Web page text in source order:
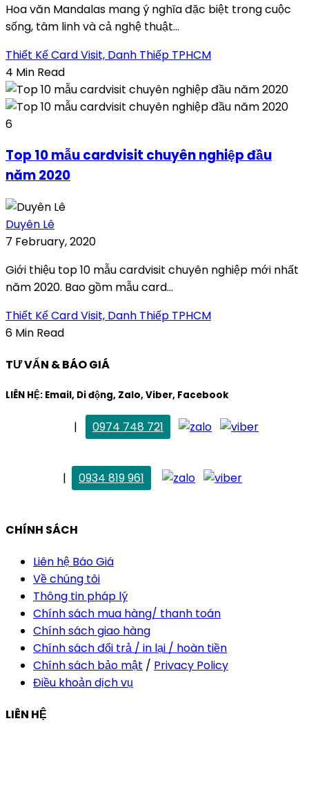
Hoa văn Mandalas mang ý nghĩa đặc biệt trong cuộc
sống, tâm linh và cả nghệ thuật...
Thiết Kế Card Visit, Danh Thiếp TPHCM
4 Min Read
6
Top 10 mẫu cardvisit chuyên nghiệp đầu
năm 2020
Duyên Lê
7 February, 2020
Giới thiệu top 10 mẫu cardvisit chuyên nghiệp mới nhất
năm 2020. Bao gồm mẫu card...
Thiết Kế Card Visit, Danh Thiếp TPHCM
6 Min Read
TƯ VẤN & BÁO GIÁ
LIÊN HỆ: Email, Di động, Zalo, Viber, Facebook
|
0974 748 721
|
0934 819 961
CHÍNH SÁCH
Liên hệ Báo Giá
Về chúng tôi
Thông tin pháp lý
Chính sách mua hàng/ thanh toán
Chính sách giao hàng
Chính sách đổi trả / in lại / hoàn tiền
Chính sách bảo mật / Privacy Policy
Điều khoản dịch vụ
LIÊN HỆ